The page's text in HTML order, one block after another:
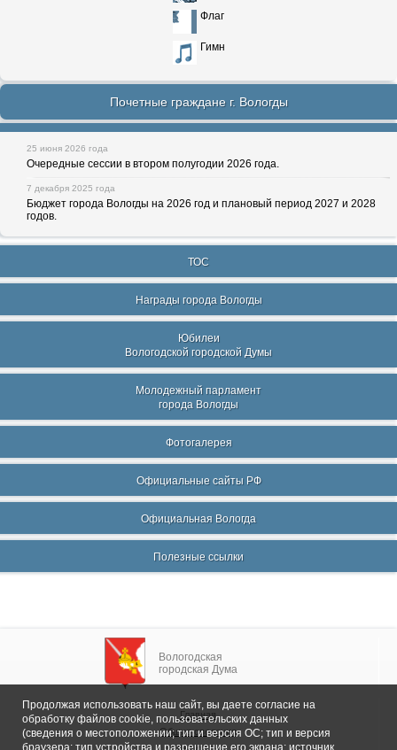
Флаг
Гимн
Почетные граждане г. Вологды
25 июня 2026 года
Очередные сессии в втором полугодии 2026 года.
7 декабря 2025 года
Бюджет города Вологды на 2026 год и плановый период 2027 и 2028
годов.
ТОС
Награды города Вологды
Юбилеи
Вологодской городской Думы
Молодежный парламент
города Вологды
Фотогалерея
Официальные сайты РФ
Официальная Вологда
Полезные ссылки
Вологодская
городская Дума
Главная
Общие сведения
Продолжая использовать наш сайт, вы даете согласие на
обработку файлов cookie, пользовательских данных
(сведения о местоположении; тип и версия ОС; тип и версия
браузера; тип устройства и разрешение его экрана; источник,